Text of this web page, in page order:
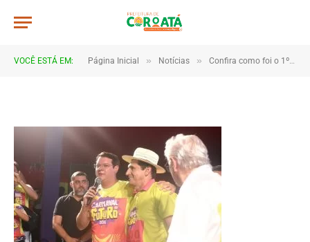
VOCÊ ESTÁ EM: Página Inicial » Notícias » Confira como foi o 1º dia do Carnaval de Coroatá
JWR_8041